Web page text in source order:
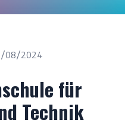
08/2024
für
Technik